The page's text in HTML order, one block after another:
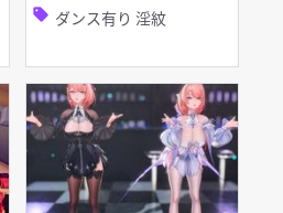
sell ダンス有り 淫紋